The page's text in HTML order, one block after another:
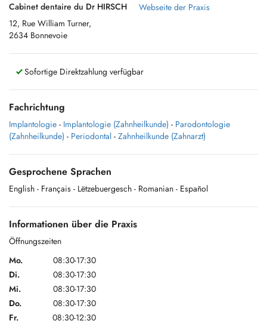
Cabinet dentaire du Dr HIRSCH
12, Rue William Turner,
2634 Bonnevoie
Webseite der Praxis
Sofortige Direktzahlung verfügbar
Fachrichtung
Implantologie - Implantologie (Zahnheilkunde) - Parodontologie
(Zahnheilkunde) - Periodontal - Zahnheilkunde (Zahnarzt)
Gesprochene Sprachen
English - Français - Lëtzebuergesch - Romanian - Español
Informationen über die Praxis
Öffnungszeiten
Mo.
08:30-17:30
Di.
08:30-17:30
Mi.
08:30-17:30
Do.
08:30-17:30
Fr.
08:30-12:30